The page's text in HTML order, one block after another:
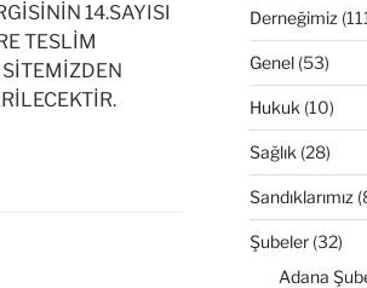
14.SAYISI
TESLİM
Derneğimiz
Genel(53)
Hukuk (10)
Sağlık (28)
Sandıklarımız
Şubeler(32)
Adana